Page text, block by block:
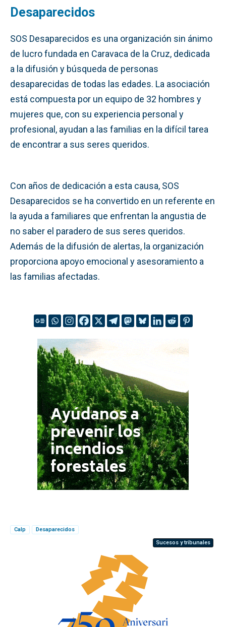
Desaparecidos
SOS Desaparecidos es una organización sin ánimo
de lucro fundada en Caravaca de la Cruz, dedicada
a la difusión y búsqueda de personas
desaparecidas de todas las edades. La asociación
está compuesta por un equipo de 32 hombres y
mujeres que, con su experiencia personal y
profesional, ayudan a las familias en la difícil tarea
de encontrar a sus seres queridos.
Con años de dedicación a esta causa, SOS
Desaparecidos se ha convertido en un referente en
la ayuda a familiares que enfrentan la angustia de
no saber el paradero de sus seres queridos.
Además de la difusión de alertas, la organización
proporciona apoyo emocional y asesoramiento a
las familias afectadas.
Calp
Desaparecidos
Sucesos y tribunales